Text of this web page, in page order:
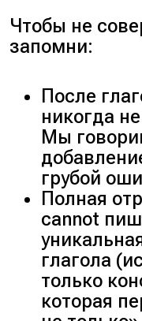
Чтобы не
запомни:
После
никогда
Мы
грубой
Полная
cannot
глагола
только
которая